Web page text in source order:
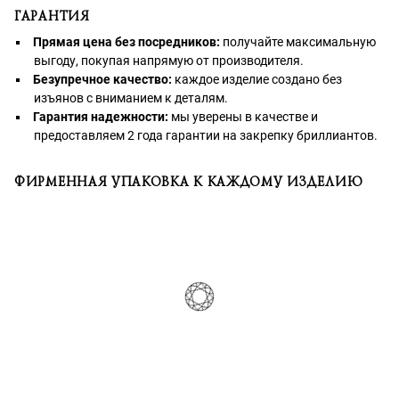
ГАРАНТИЯ
Прямая цена без посредников: получайте максимальную
выгоду, покупая напрямую от производителя.
Безупречное качество: каждое изделие создано без
изъянов с вниманием к деталям.
Гарантия надежности: мы уверены в качестве и
предоставляем 2 года гарантии на закрепку бриллиантов.
ФИРМЕННАЯ УПАКОВКА К КАЖДОМУ ИЗДЕЛИЮ